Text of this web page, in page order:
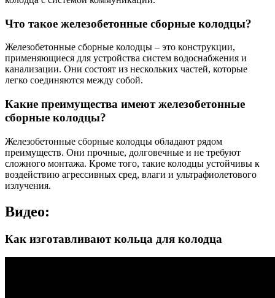
Что такое железобетонные сборные колодцы?
Железобетонные сборные колодцы – это конструкции,
применяющиеся для устройства систем водоснабжения и
канализации. Они состоят из нескольких частей, которые
легко соединяются между собой.
Какие преимущества имеют железобетонные
сборные колодцы?
Железобетонные сборные колодцы обладают рядом
преимуществ. Они прочные, долговечные и не требуют
сложного монтажа. Кроме того, такие колодцы устойчивы к
воздействию агрессивных сред, влаги и ультрафиолетового
излучения.
Видео:
Как изготавливают кольца для колодца